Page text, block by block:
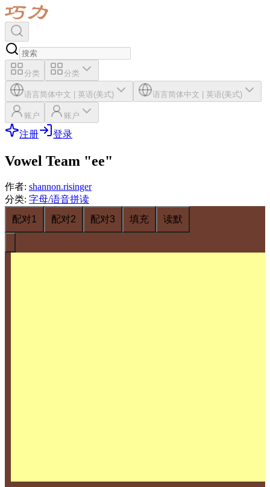
分类 分类
语言简体中文 | 英语(美式) 语言简体中文 | 英语(美式)
账户 账户
注册 登录
Vowel Team "ee"
作者: shannon.risinger
分类: 字母/语音拼读
配对1
配对2 配对3 填充 读默